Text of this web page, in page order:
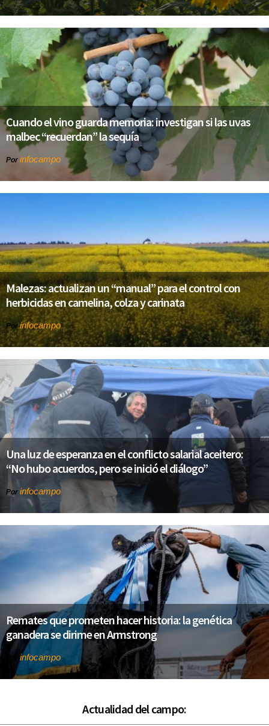
Cuando el vino guarda memoria: investigan si las uvas
malbec “recuerdan” la sequía
Por infocampo
Malezas: actualizan un “manual” para el control con
herbicidas en camelina, colza y carinata
Porinfocampo
Una luz de esperanza en el conflicto salarial aceitero:
“No hubo acuerdos, pero se inició el diálogo”
Por infocampo
Remates que prometen hacer historia: la genética
ganadera se dirime en Armstrong
infocampo
Actualidad del campo: